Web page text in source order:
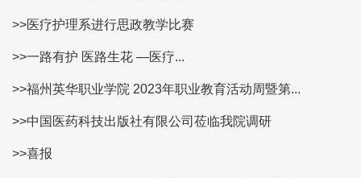
>>医疗护理系进行思政教学比赛
>>一路有护 医路生花 —医疗...
>>福州英华职业学院 2023年职业教育活动周暨第...
>>中国医药科技出版社有限公司莅临我院调研
>>喜报